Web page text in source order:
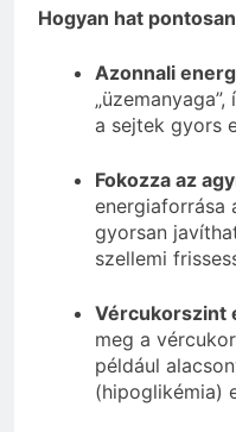
Hogyan hat
Azonnali
a sejtek gyors
Fokozza az
energiaforrása
gyorsan
szellemi
Vércukorszint
meg a
például
(hipoglikémia)